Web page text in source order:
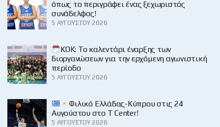
όπως το περιγράφει ένας ξεχωριστός
συνάδελφος!
5 ΑΥΓΟΎΣΤΟΥ 2026
KOK: Το καλεντάρι έναρξης των
διοργανώσεων για την ερχόμενη αγωνιστική
περίοδο
5 ΑΥΓΟΎΣΤΟΥ 2026
Φιλικό Ελλάδας-Κύπρου στις 24
Αυγούστου στο Τ Center!
5 ΑΥΓΟΎΣΤΟΥ 2026